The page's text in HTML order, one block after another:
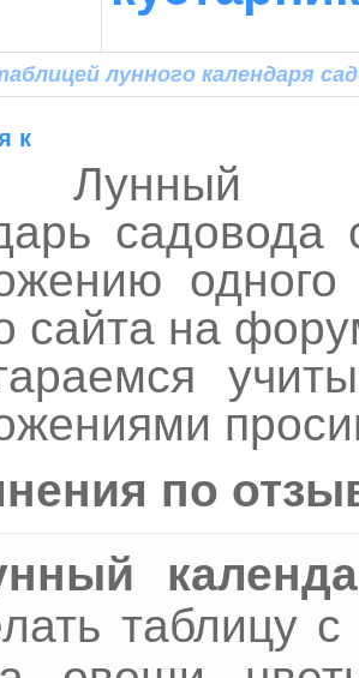
лунного календаря
к
Лунный
одного
сайта на
по
таблицу